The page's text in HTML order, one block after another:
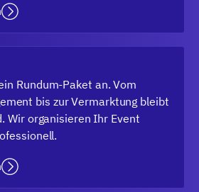
Rundum-Paket an. Vom
bis zur Vermarktung bleibt
Wir organisieren Ihr Event